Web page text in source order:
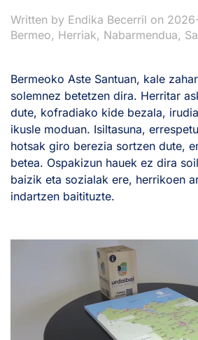
Written by Endika Becerril on
Bermeo, Herriak, Nabarmendua,
Bermeoko Aste Santuan, kale
solemnez betetzen dira. Herritar
dute, kofradiako kide bezala,
ikusle moduan. Isiltasuna,
hotsak giro berezia sortzen dute,
betea. Ospakizun hauek ez dira
baizik eta sozialak ere, herrikoen
indartzen baitituzte.